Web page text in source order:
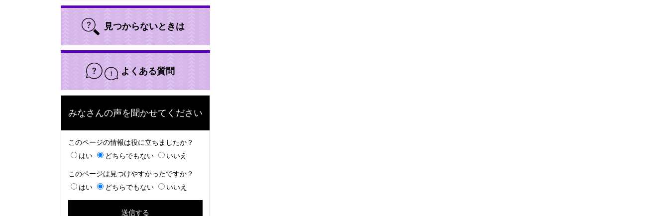
見つからないときは
よくある質問
みなさんの声を聞かせてください
このページの情報は役に立ちましたか？
はい
どちらでもない いいえ
このページは見つけやすかったですか？
はい
どちらでもない いいえ